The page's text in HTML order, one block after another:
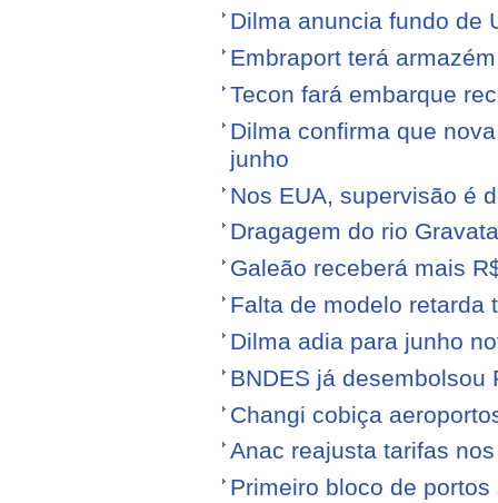
Dilma anuncia fundo de
Embraport terá
Tecon fará embarque
Dilma confirma que
junho
Nos EUA, supervisão é
Dragagem do rio
Galeão receberá mais
Falta de modelo retarda
Dilma adia para junho
BNDES já
Changi cobiça
Anac reajusta tarifas
Primeiro bloco de